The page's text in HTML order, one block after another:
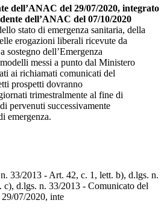
dell’ANAC del 29/07/2020, integrato
dell’ANAC del 07/10/2020
stato di emergenza sanitaria, della
erogazioni liberali ricevute da
sostegno dell’Emergenza
messi a punto dal Ministero
ai richiamati comunicati del
prospetti dovranno
trimestralmente al fine di
pervenuti successivamente
emergenza.
33/2013 - Art. 42, c. 1, lett. b), d.lgs. n.
d.lgs. n. 33/2013 - Comunicato del
07/2020, inte